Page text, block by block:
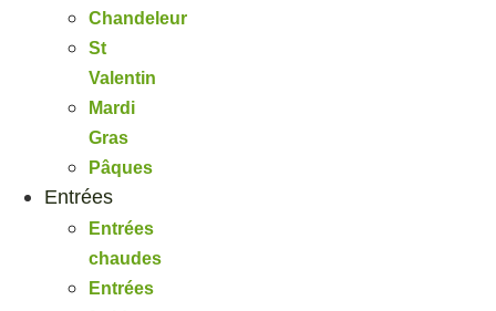
Chandeleur
St
Valentin
Mardi
Gras
Pâques
Entrées
Entrées
chaudes
Entrées